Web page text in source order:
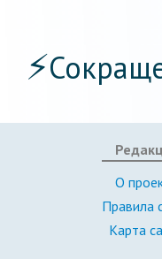
⚡
О
Правила
Карта